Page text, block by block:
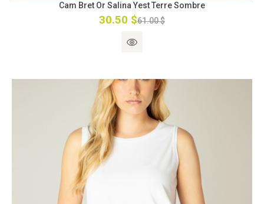
Cam Bret Or Salina Yest Terre Sombre
30.50 $61.00 $